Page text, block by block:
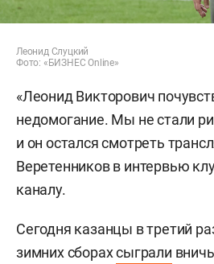
Леонид Слуцкий
Фото: «БИЗНЕС Online»
«Леонид Викторович
недомогание. Мы не стали
и он остался смотреть
Веретенников в интервью
каналу.
Сегодня казанцы в третий
зимних сборахсыграли